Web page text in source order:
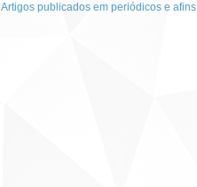
Artigos publicados em periódicos e afins